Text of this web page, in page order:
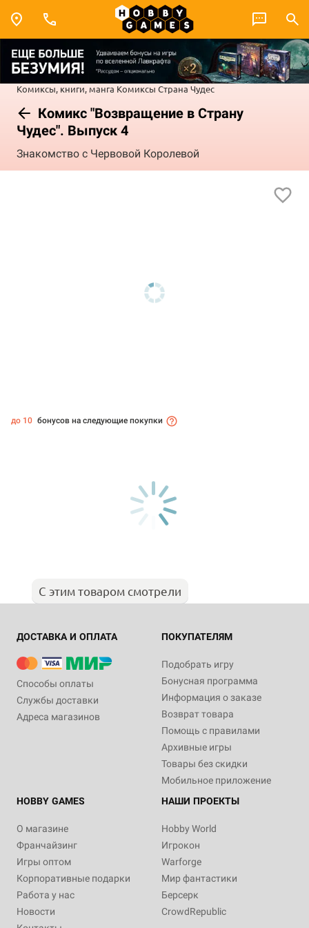
Комиксы, книги, манга Комиксы Страна Чудес
Комикс "Возвращение в Страну
Чудес". Выпуск 4
Знакомство с Червовой Королевой
до 10 бонусов на следующие покупки
С этим товаром смотрели
ДОСТАВКА И ОПЛАТА
Способы оплаты
Службы доставки
Адреса магазинов
ПОКУПАТЕЛЯМ
Подобрать игру
Бонусная программа
Информация о заказе
Возврат товара
Помощь с правилами
Архивные игры
Товары без скидки
Мобильное приложение
HOBBY GAMES
О магазине
Франчайзинг
Игры оптом
Корпоративные подарки
Работа у нас
Новости
НАШИ ПРОЕКТЫ
Hobby World
Игрокон
Warforge
Мир фантастики
Берсерк
CrowdRepublic